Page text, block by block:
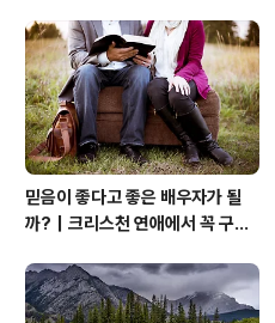
믿음이 좋다고 좋은 배우자가 될
까?｜크리스천 연애에서 꼭 구별